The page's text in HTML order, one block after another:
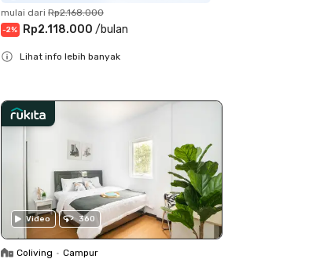
mulai dari Rp2.168.000
-2% Rp2.118.000 /bulan
Lihat info lebih banyak
Video 360
Coliving • Campur